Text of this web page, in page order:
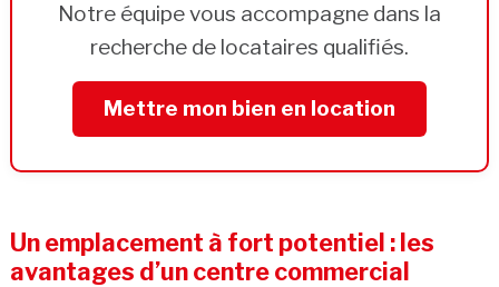
Notre équipe vous accompagne dans la
recherche de locataires qualifiés.
Mettre mon bien en location
Un emplacement à fort potentiel : les
avantages d’un centre commercial